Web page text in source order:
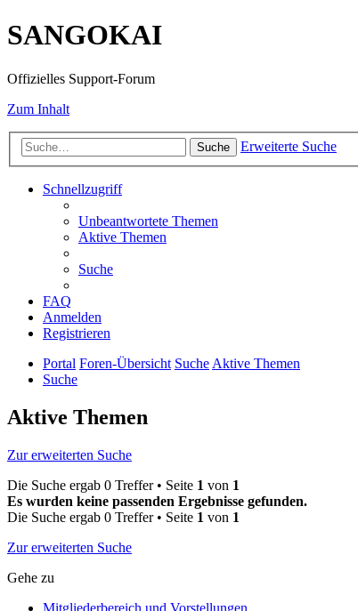
SANGOKAI
Offizielles Support-Forum
Zum Inhalt
Suche Erweiterte Suche
Schnellzugriff
Unbeantwortete Themen
Aktive Themen
Suche
FAQ
Anmelden
Registrieren
Portal Foren-Übersicht SucheAktive Themen
Suche
Aktive Themen
Zur erweiterten Suche
Die Suche ergab 0 Treffer • Seite 1 von 1
Es wurden keine passenden Ergebnisse gefunden.
Die Suche ergab 0 Treffer • Seite 1 von 1
Zur erweiterten Suche
Gehe zu